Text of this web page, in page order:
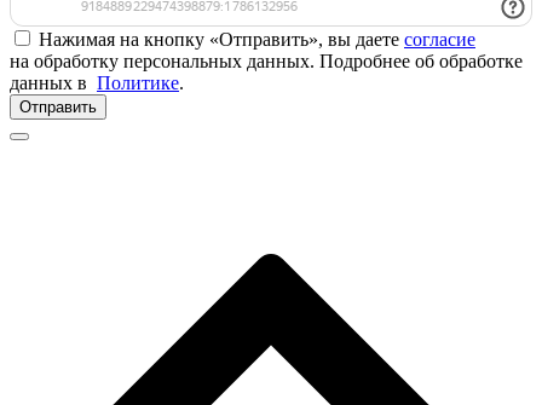
Нажимая на кнопку «Отправить», вы даете согласие
на обработку персональных данных. Подробнее об обработке
данных в Политике.
Отправить